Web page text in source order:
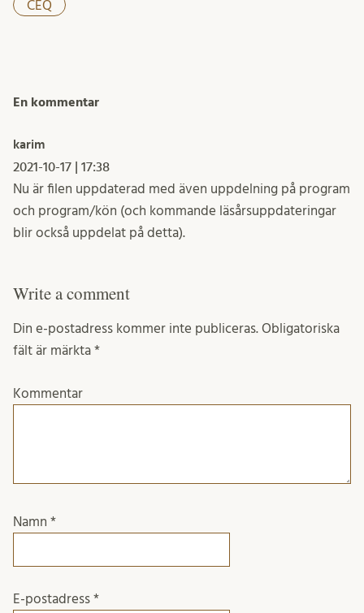
CEQ
En kommentar
karim
2021-10-17 | 17:38
Nu är filen uppdaterad med även uppdelning på program
och program/kön (och kommande läsårsuppdateringar
blir också uppdelat på detta).
Write a comment
Din e-postadress kommer inte publiceras. Obligatoriska
fält är märkta *
Kommentar
Namn *
E-postadress *